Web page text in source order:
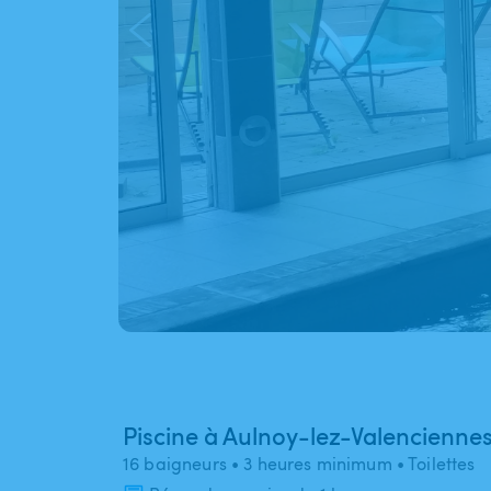
Piscine à Aulnoy-lez-
16 baigneurs • 3 heures minimum • Toilettes